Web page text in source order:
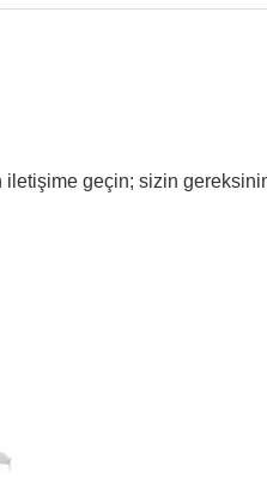
iletişime geçin; sizin